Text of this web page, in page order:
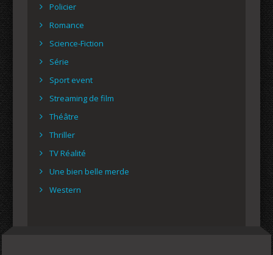
Policier
Romance
Science-Fiction
Série
Sport event
Streaming de film
Théâtre
Thriller
TV Réalité
Une bien belle merde
Western